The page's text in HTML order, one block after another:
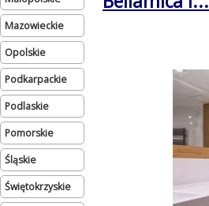
mazowieckie
opolskie
podkarpackie
podlaskie
pomorskie
śląskie
świętokrzyskie